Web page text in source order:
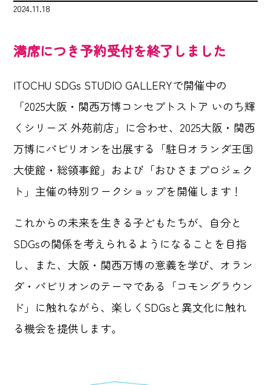
2024.11.18
満席につき予約受付を終了しました
ITOCHU SDGs STUDIO GALLERYで開催中の
「2025大阪・関西万博コンセプトストア いのち輝
くシリーズ 外苑前店」に合わせ、2025大阪・関西
万博にパビリオンを出展する「駐日オランダ王国
大使館・総領事館」および「おひさまプロジェク
ト」主催の特別ワークショップを開催します！
これからの未来を生きる子どもたちが、自分と
SDGsの関係を考えられるようになることを目指
し、また、大阪・関西万博の意義を学び、オラン
ダ・パビリオンのテーマである「コモングラウン
ド」に触れながら、楽しくSDGsと異文化に触れ
る機会を提供します。